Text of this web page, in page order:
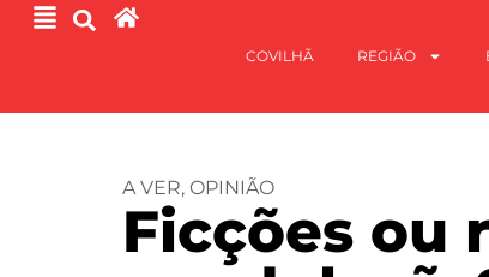
COVILHÃ REGIÃO
A VER, OPINIÃO
Ficções ou